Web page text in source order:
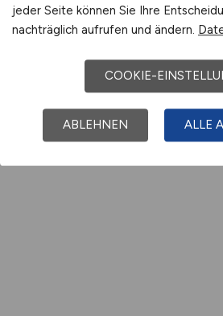
jeder Seite können Sie Ihre
nachträglich aufrufen und ändern.
COOKIE-
ABLEHNEN ALLE